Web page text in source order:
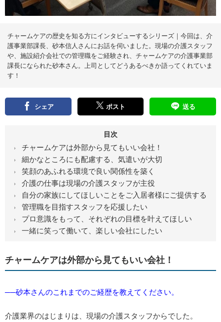
ア
チャームケアの歴史を知る方にインタビューするシリーズ｜今回は、介
護事業部課長、砂本信人さんにお話を伺いました。現場の介護スタッフ
や、施設紹介会社での管理職をご経験され、チャームケアの介護事業部
課長になられた砂本さん。上司としてどうあるべきか語ってくれていま
す！
シェア ポスト 送る
目次
チャームケアは外部から見てもいい会社！
細かなところにも配慮する、気遣いが大切
笑顔のあふれる環境で良い関係性を築く
介護の仕事は現場の介護スタッフが主役
自分の家族にしてほしいことをご入居者様にご提供する
管理職を目指すスタッフを応援したい
プロ意識をもって、それぞれの目標を叶えてほしい
一緒に笑って働いて、楽しい会社にしたい
チャームケアは外部から見てもいい会社！
──砂本さんのこれまでのご経歴を教えてください。
介護業界のはじまりは、現場の介護スタッフからでした。